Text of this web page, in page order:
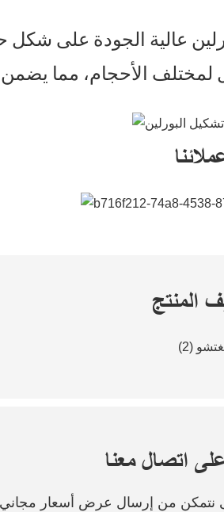
المنتج
اتصال معنا
نتمكن من إرسال عرض أسعار